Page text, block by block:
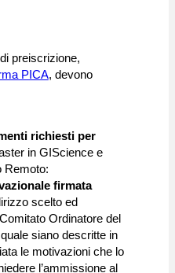
preiscrizione,
PICA, devono
richiesti per
in GIScience e
Remoto:
firmata
scelto ed
Ordinatore del
siano descritte in
le motivazioni che lo
l’ammissione al